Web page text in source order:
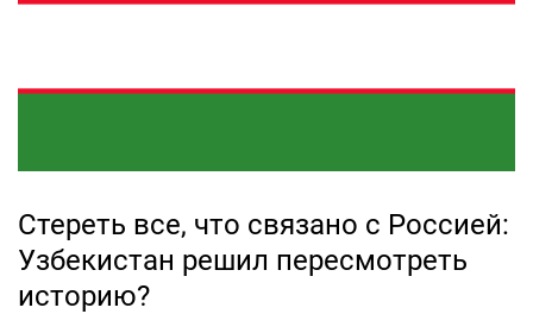
Стереть все, что связано с Россией:
Узбекистан решил пересмотреть
историю?